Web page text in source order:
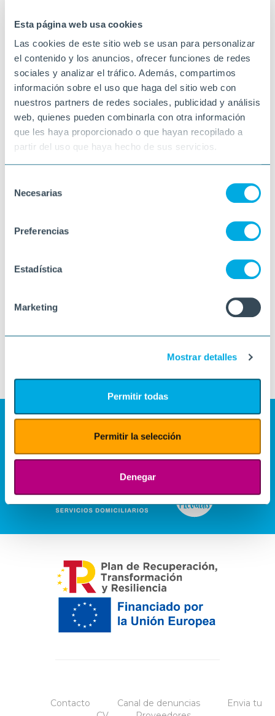
Esta página web usa cookies
Las cookies de este sitio web se usan para personalizar
el contenido y los anuncios, ofrecer funciones de redes
sociales y analizar el tráfico. Además, compartimos
información sobre el uso que haga del sitio web con
nuestros partners de redes sociales, publicidad y análisis
web, quienes pueden combinarla con otra información
que les haya proporcionado o que hayan recopilado a
partir del uso que haya hecho de sus servicios.
Necesarias
Preferencias
Estadística
Marketing
Mostrar detalles
Permitir todas
Permitir la selección
Denegar
Contacto Canal de denuncias
Envia tu